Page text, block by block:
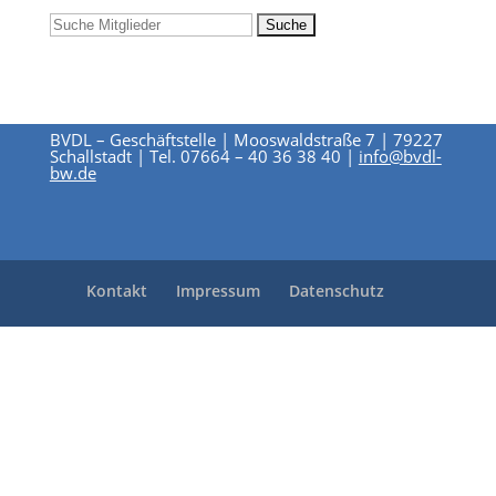
BVDL – Geschäftstelle | Mooswaldstraße 7 | 79227
Schallstadt | Tel. 07664 – 40 36 38 40 | info@bvdl-
bw.de
Kontakt Impressum Datenschutz